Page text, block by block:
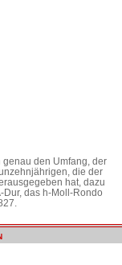
den Umfang, der
die der
hat, dazu
Dur, das h-Moll-Rondo